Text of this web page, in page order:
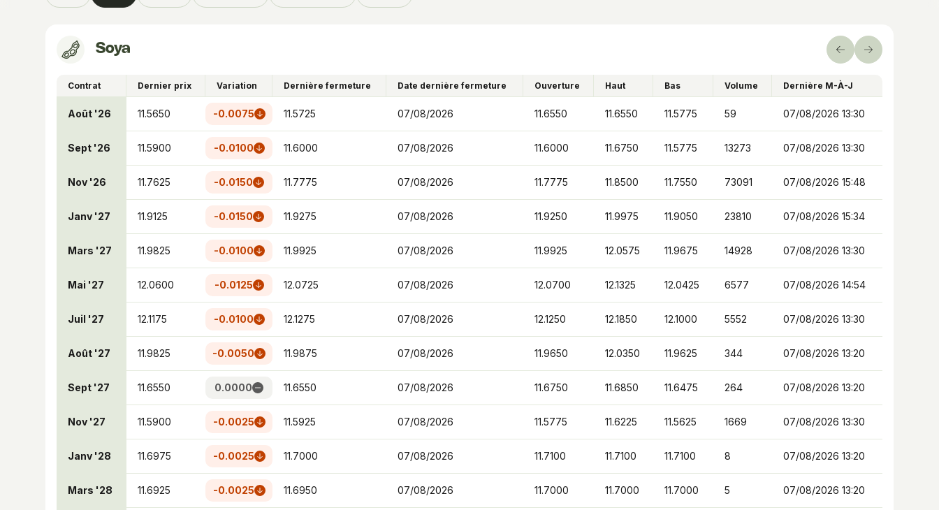
Soya
Précédent
Suivant
Contrat Dernier prix Variation Dernière fermeture Date dernière fermeture Ouverture Haut Bas Volume Dernière M-À-J
Août '26 11.5650 -0.0075 11.5725 07/08/2026 11.6550 11.6550 11.5775 59 07/08/2026 13:30
Sept '26 11.5900 -0.0100 11.6000 07/08/2026 11.6000 11.6750 11.5775 13273 07/08/2026 13:30
Nov '26 11.7625 -0.0150 11.7775 07/08/2026 11.7775 11.8500 11.7550 73091 07/08/2026 15:48
Janv '27 11.9125 -0.0150 11.9275 07/08/2026 11.9250 11.9975 11.9050 23810 07/08/2026 15:34
Mars '27 11.9825 -0.0100 11.9925 07/08/2026 11.9925 12.0575 11.9675 14928 07/08/2026 13:30
Mai '27 12.0600 -0.0125 12.0725 07/08/2026 12.0700 12.1325 12.0425 6577 07/08/2026 14:54
Juil '27 12.1175 -0.0100 12.1275 07/08/2026 12.1250 12.1850 12.1000 5552 07/08/2026 13:30
Août '27 11.9825 -0.0050 11.9875 07/08/2026 11.9650 12.0350 11.9625 344 07/08/2026 13:20
Sept '27 11.6550 0.0000 11.6550 07/08/2026 11.6750 11.6850 11.6475 264 07/08/2026 13:20
Nov '27 11.5900 -0.0025 11.5925 07/08/2026 11.5775 11.6225 11.5625 1669 07/08/2026 13:30
Janv '28 11.6975 -0.0025 11.7000 07/08/2026 11.7100 11.7100 11.7100 8 07/08/2026 13:20
Mars '28 11.6925 -0.0025 11.6950 07/08/2026 11.7000 11.7000 11.7000 5 07/08/2026 13:20